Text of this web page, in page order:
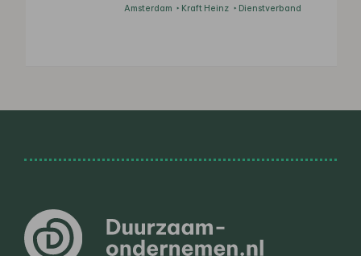
Amsterdam Kraft Heinz Dienstverband